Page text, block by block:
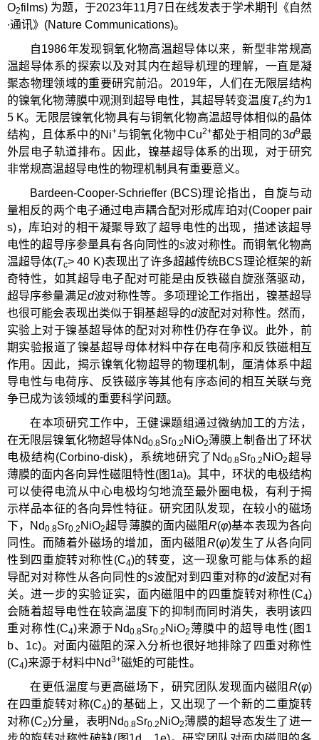
O2films) 为题，于2023年11月7日在线发表于学术期刊《自然
∙通讯》(Nature Communications)。
自1986年发现铜氧化物高温超导体以来，新型非常规高
温超导体系的探索以及对其内在超导机理的理解，一直是凝
聚态物理领域的重要研究前沿。2019年，人们在无限层结构
的镍氧化物薄膜中观测到超导电性，其超导转变温度Tc约为1
5 K。无限层镍氧化物具有与铜氧化物高温超导体相似的晶体
结构，且体系中的Ni+与铜氧化物中Cu2+都处于相同的3d9最
外层电子轨道排布。因此，镍基超导体系的出现，对于研究
非常规高温超导电性的物理机制具有重要意义。
Bardeen-Cooper-Schrieffer (BCS)理论指出，自旋与动
量相反的两个电子通过电声耦合配对形成库珀对(Cooper pair
s)，库珀对的相干凝聚导致了超导电性的出现，描述该超导
电性的超导序参量具有各向同性的s波对称性。而铜氧化物高
温超导体(Tc> 40 K)表现出了许多超越传统BCS理论框架的新
奇特性，如其超导电子配对可能是由反铁磁自旋涨落驱动，
超导序参量满足d波对称性等。多项理论工作指出，镍基超导
也很可能会表现出类似于铜基超导的d波配对对称性。然而，
实验上对于镍基超导体的配对对称性仍存在争议。此外，前
期实验报道了镍基超导母体材料中存在电荷序和反铁磁相互
作用。因此，揭示镍氧化物超导的物理机制，厘清体系中超
导电性与电荷序、反铁磁序等其他有序态间的相互关联与竞
争已成为该领域的重要科学问题。
在本项研究工作中，王健课题组通过微纳加工的方法，
在无限层镍氧化物超导体Nd0.8Sr0.2 NiO2薄膜上制备出了环状
电极结构(Corbino-disk)，系统地研究了Nd0.8Sr0.2 NiO2超导
薄膜的面内各向异性磁阻特性(图1a)。其中，环状的电极结构
可以使得电流从中心电极均匀地流至最外圈电极，有利于揭
示样品本征的各向异性特征。研究团队发现，在较小的磁场
下，Nd0.8Sr0.2 NiO2超导薄膜的面内磁阻R(φ)基本表现为各向
同性。而随着外磁场的增加，面内磁阻 R(φ)发生了从各向同
性到四重旋转对称性(C4)的转变，这一现象可能与体系的超
导配对对称性从各向同性的s波配对到四重对称的d波配对有
关。进一步的实验证实，面内磁阻中的四重旋转对称性(C4)
会随着超导电性在较高温度下的抑制而同时消失，表明该四
重对称性(C4)来源于Nd0.8Sr0.2 NiO2薄膜中的超导电性(图1
b、1c)。对面内磁阻的深入分析也很好地排除了四重对称性
(C4)来源于材料中Nd3+磁矩的可能性。
在更低温度与更高磁场下，研究团队发现面内磁阻 R(φ)
在四重旋转对称(C4)的基础上，又出现了一个新的二重旋转
对称(C2)分量，表明Nd0.8Sr0.2 NiO2薄膜的超导态发生了进一